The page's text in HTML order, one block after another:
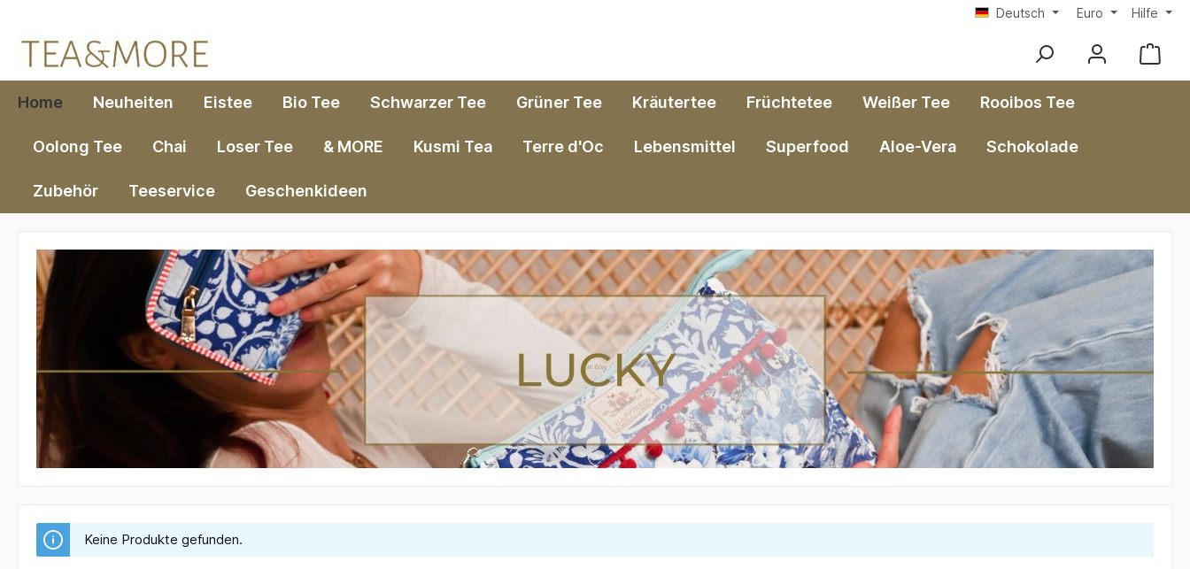
Deutsch Euro Hilfe
Home Neuheiten Eistee Bio Tee Schwarzer Tee Grüner Tee Kräutertee Früchtetee Weißer Tee Rooibos Tee
Oolong Tee Chai Loser Tee & MORE Kusmi Tea Terre d'Oc Lebensmittel Superfood Aloe-Vera Schokolade
Zubehör Teeservice Geschenkideen
Keine Produkte gefunden.